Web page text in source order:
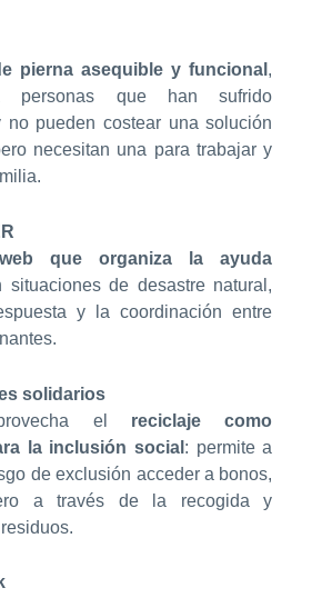
pierna asequible y funcional ,
personas que han sufrido
no pueden costear una solución
necesitan una para trabajar y
que organiza la ayuda
de desastre natural,
y la coordinación entre
solidarios
el reciclaje como
la inclusión social : permite a
de exclusión acceder a bonos,
a través de la recogida y